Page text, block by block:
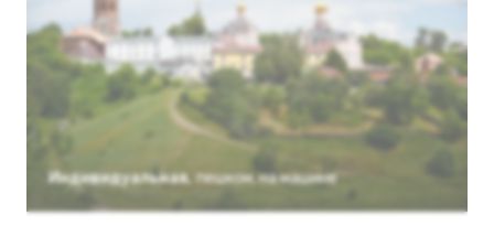
Индивидуальная, пешком, на машине